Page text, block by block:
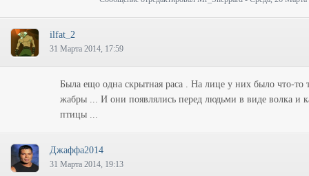
ilfat_2
31 Марта 2014, 17:59
Была ещо одна скрытная раса . На лице у них было что-то
жабры ... И они появлялись перед людьми в виде волка и
птицы ...
Джаффа2014
31 Марта 2014, 19:13